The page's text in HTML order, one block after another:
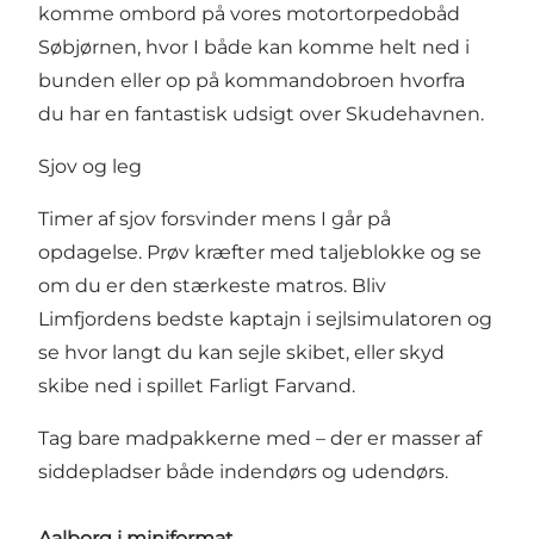
komme ombord på vores motortorpedobåd
Søbjørnen, hvor I både kan komme helt ned i
bunden eller op på kommandobroen hvorfra
du har en fantastisk udsigt over Skudehavnen.
Sjov og leg
Timer af sjov forsvinder mens I går på
opdagelse. Prøv kræfter med taljeblokke og se
om du er den stærkeste matros. Bliv
Limfjordens bedste kaptajn i sejlsimulatoren og
se hvor langt du kan sejle skibet, eller skyd
skibe ned i spillet Farligt Farvand.
Tag bare madpakkerne med – der er masser af
siddepladser både indendørs og udendørs.